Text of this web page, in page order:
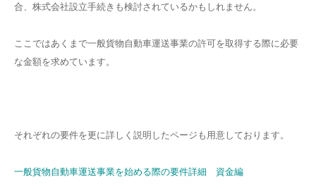
合、株式会社設立手続きも検討されているかもしれません。
ここではあくまで一般貨物自動車運送事業の許可を取得する際に必要
な金額を求めています。
それぞれの要件を更に詳しく説明したページも用意しております。
一般貨物自動車運送事業を始める際の要件詳細 資金編